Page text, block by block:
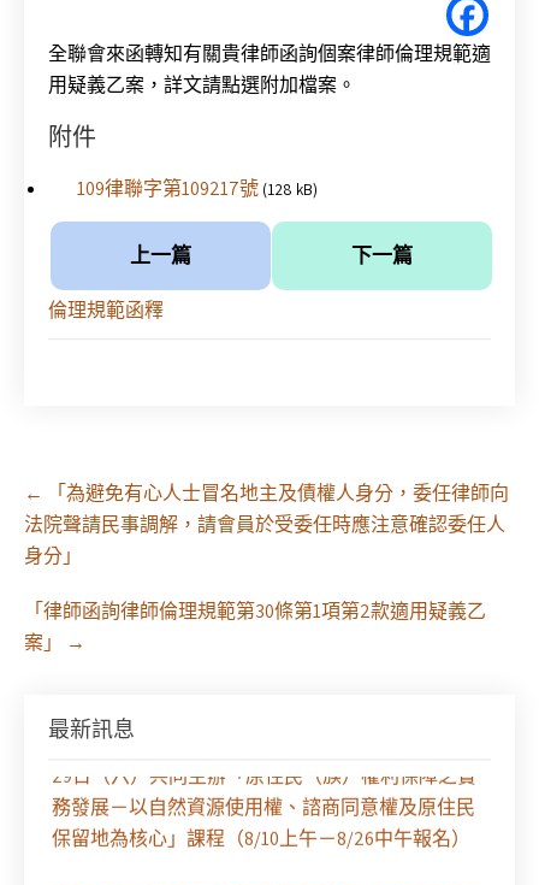
全聯會來函轉知有關貴律師函詢個案律師倫理規範適
用疑義乙案，詳文請點選附加檔案。
附件
109律聯字第109217號 (128 kB)
上一篇 下一篇
倫理規範函釋
Post
navigation
←
「為避免有心人士冒名地主及債權人身分，委任律師向
法院聲請民事調解，請會員於受委任時應注意確認委任人
身分」
「律師函詢律師倫理規範第30條第1項第2款適用疑義乙
案」
→
最新訊息
【課程報名】全律會與台北律師公會等單位定於8月
29日（六）共同主辦「原住民（族）權利保障之實
務發展－以自然資源使用權、諮商同意權及原住民
保留地為核心」課程（8/10上午－8/26中午報名）